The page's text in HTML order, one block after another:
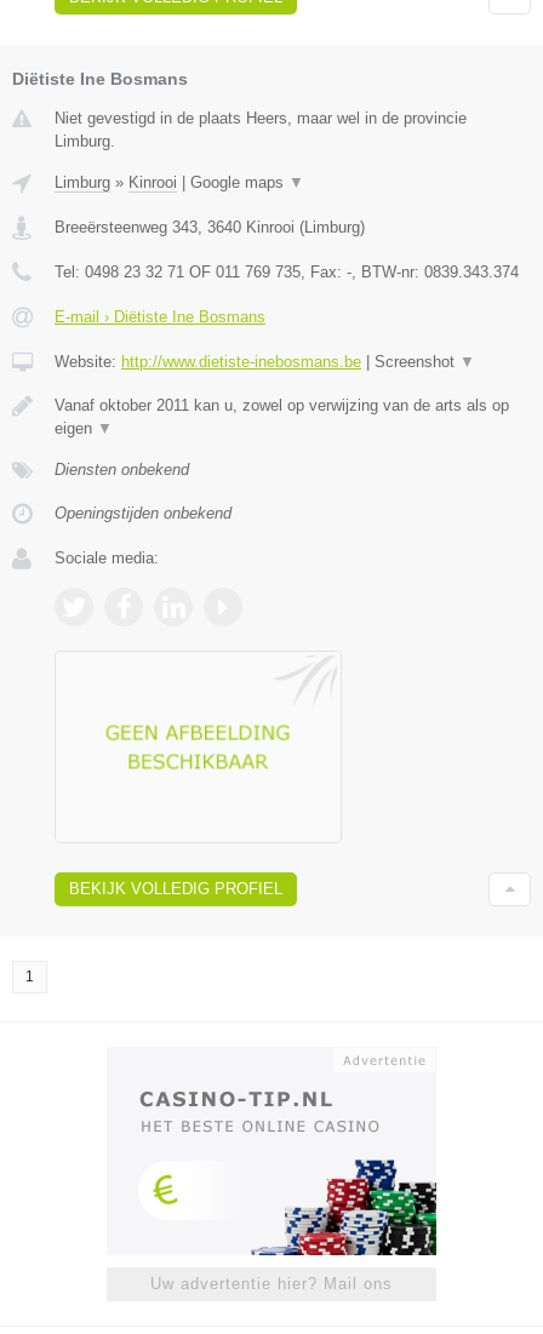
Diëtiste Ine Bosmans
Niet gevestigd in de plaats Heers, maar wel in de provincie
Limburg.
Limburg » Kinrooi Google maps ▼
Breeërsteenweg 343 3640 Kinrooi ( Limburg)
Tel: 0498 23 32 71 OF 011 769 735 , Fax: - , BTW-nr: 0839.343.374
E-mail › Diëtiste Ine Bosmans
Website: http://www.dietiste-inebosmans.be Screenshot ▼
Vanaf oktober 2011 kan u, zowel op verwijzing van de arts als op
eigen ▼
Diensten onbekend
Openingstijden onbekend
Sociale media:
BEKIJK VOLLEDIG PROFIEL
1
Uw advertentie hier? Mail ons